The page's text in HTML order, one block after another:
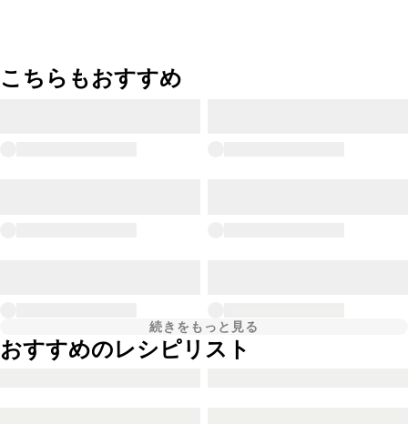
こちらもおすすめ
続きをもっと見る
おすすめのレシピリスト